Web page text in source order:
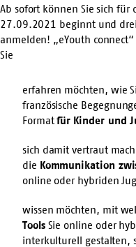
Ab sofort können Sie sich
27.09.2021 beginnt und
anmelden! „eYouth
Sie
erfahren möchten, wie
französische
Formatfür Kinder und
sich damit vertraut
die Kommunikation
online oder hybriden
wissen möchten, mit
ToolsSie online oder
interkulturell gestalten,